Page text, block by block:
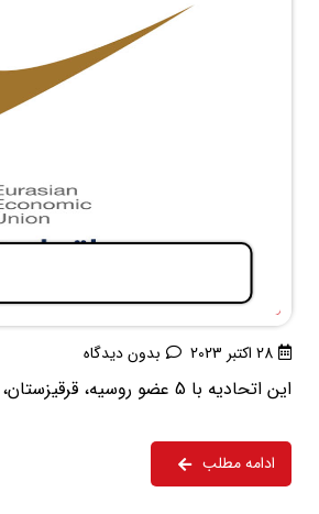
28 اکتبر 2023 بدون دیدگاه
این اتحادیه با 5 عضو روسیه، قرقیزستان، قزاقستان، ارمنستان و بلاروس که بالغ بر 380 میلیارد دلار حجم ...
ادامه مطلب